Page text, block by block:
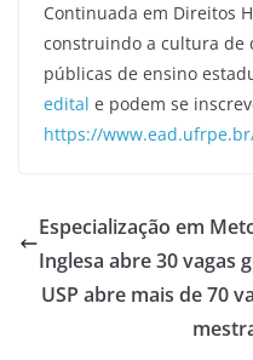
Continuada em Direitos
construindo a cultura de
públicas de ensino
edital e podem se
https://
Especialização em
Inglesa abre 30 vagas
USP abre mais de 70